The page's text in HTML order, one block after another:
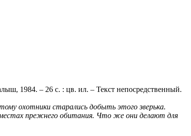
1984. – 26 с. : цв. ил. – Текст непосредственный.
охотники старались добыть этого зверька.
прежнего обитания. Что же они делают для